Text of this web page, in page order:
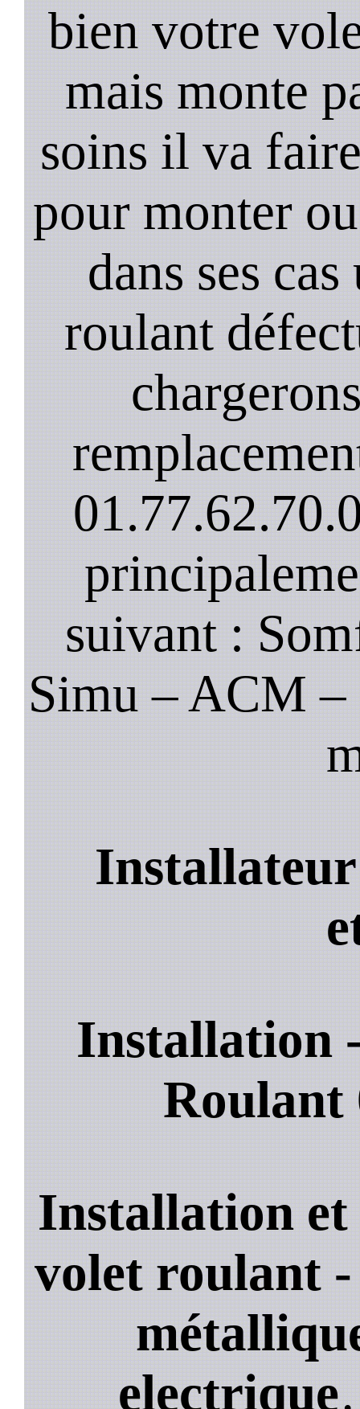
bien votre
mais monte
soins il va
pour monter
dans ses
roulant
suivant :
Simu – ACM –
Installation
Roulant
Installation
volet roulant
electrique